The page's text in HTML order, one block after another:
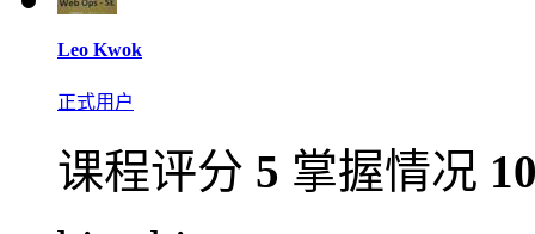
Leo Kwok
正式用户
课程评分 5 掌握情况